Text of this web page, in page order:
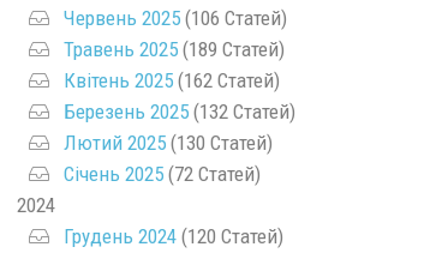
Червень 2025(106 Статей)
Травень 2025(189 Статей)
Квітень 2025(162 Статей)
Березень 2025(132 Статей)
Лютий 2025(130 Статей)
Січень 2025(72 Статей)
2024
Грудень 2024(120 Статей)